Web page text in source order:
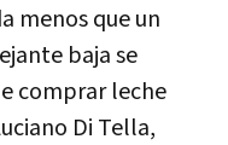
menos que un
baja se
comprar leche
Di Tella,